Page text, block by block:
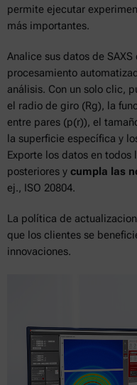
permite ejecutar
más importantes.
Analice sus datos de
procesamiento
análisis. Con un solo clic,
el radio de giro (Rg), la
entre pares (p(r)), el
la superficie específica y
Exporte los datos en
posteriores y cumpla las
ej., ISO 20804.
La política de
que los clientes se
innovaciones.